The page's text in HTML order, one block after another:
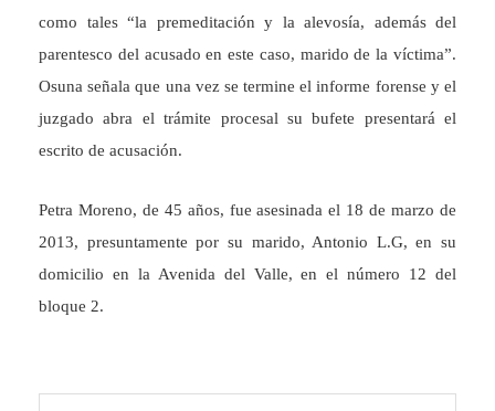
como tales “la premeditación y la alevosía, además del
parentesco del acusado en este caso, marido de la víctima”.
Osuna señala que una vez se termine el informe forense y el
juzgado abra el trámite procesal su bufete presentará el
escrito de acusación.
Petra Moreno, de 45 años, fue asesinada el 18 de marzo de
2013, presuntamente por su marido, Antonio L.G, en su
domicilio en la Avenida del Valle, en el número 12 del
bloque 2.